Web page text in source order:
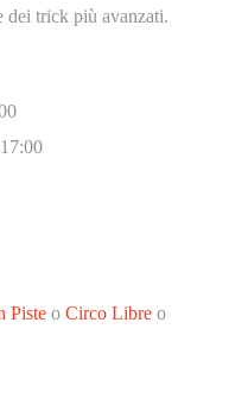
dei trick più avanzati.
Piste o Circo Libre o